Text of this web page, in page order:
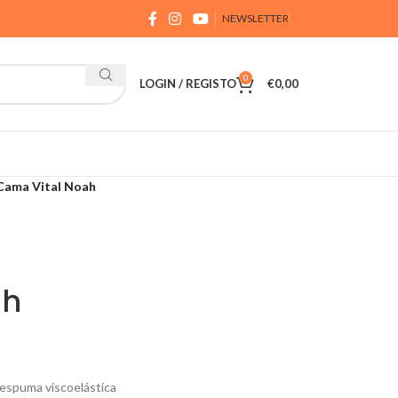
NEWSLETTER
LOGIN / REGISTO 0 €0,00
Vital Noah
viscoelástica